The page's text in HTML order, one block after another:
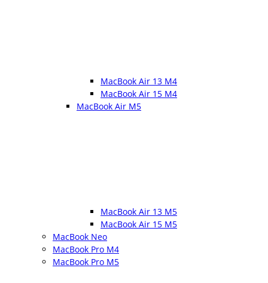
MacBook Air 13 M4
MacBook Air 15 M4
MacBook Air M5
MacBook Air 13 M5
MacBook Air 15 M5
MacBook Neo
MacBook Pro M4
MacBook Pro M5